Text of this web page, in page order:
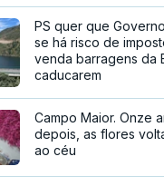
PS quer que
se há risco de
venda barragens da
caducarem
Campo Maior. Onze
depois, as flores
ao céu